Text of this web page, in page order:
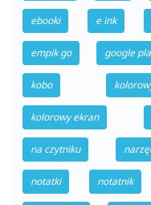
ebooki e ink
empik go google
kobo
kolorowy ekran
na czytniku
notatki notatnik